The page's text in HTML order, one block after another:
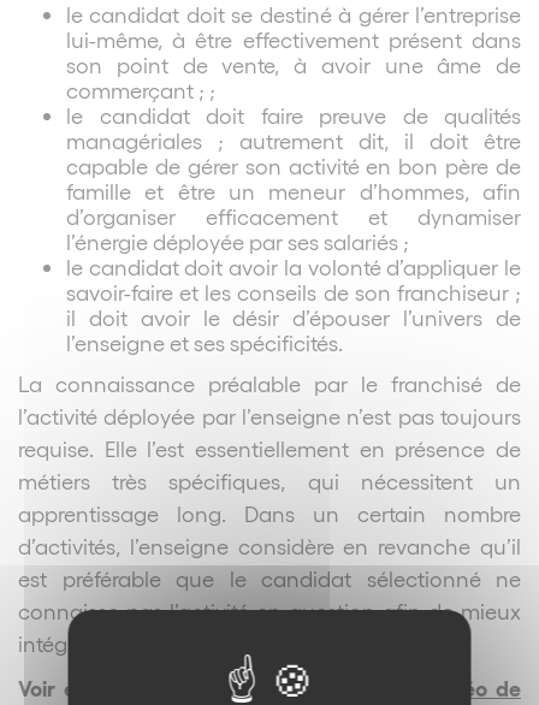
le candidat doit se destiné à gérer l’entreprise
lui-même, à être effectivement présent dans
son point de vente, à avoir une âme de
commerçant ; ;
le candidat doit faire preuve de qualités
managériales ; autrement dit, il doit être
capable de gérer son activité en bon père de
famille et être un meneur d’hommes, afin
d’organiser efficacement et dynamiser
l’énergie déployée par ses salariés ;
le candidat doit avoir la volonté d’appliquer le
savoir-faire et les conseils de son franchiseur ;
il doit avoir le désir d’épouser l’univers de
l’enseigne et ses spécificités.
La connaissance préalable par le franchisé de
l’activité déployée par l’enseigne n’est pas toujours
requise. Elle l’est essentiellement en présence de
métiers très spécifiques, qui nécessitent un
apprentissage long. Dans un certain nombre
d’activités, l’enseigne considère en revanche qu’il
est préférable que le candidat sélectionné ne
connaisse pas l’activité en question afin de mieux
intégrer le savoir-faire du franchiseur.
Voir également à ce sujetl’interview en vidéo de